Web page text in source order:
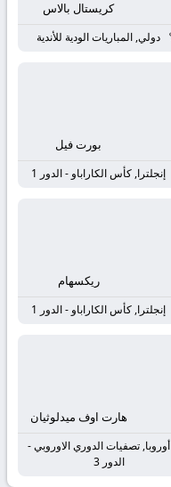
كريستال بالاس
دولي, المباريات الودية للأندية
بورت فيل
إنجلترا, كأس الكاراباو - الدور 1
ريكسهام
إنجلترا, كأس الكاراباو - الدور 1
هارت اوف ميدلوثيان
أوروبا, تصفيات الدوري الاوروبي -
الدور 3